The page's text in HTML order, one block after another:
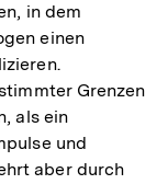
in dem
einen
Grenzen
als ein
und
aber durch